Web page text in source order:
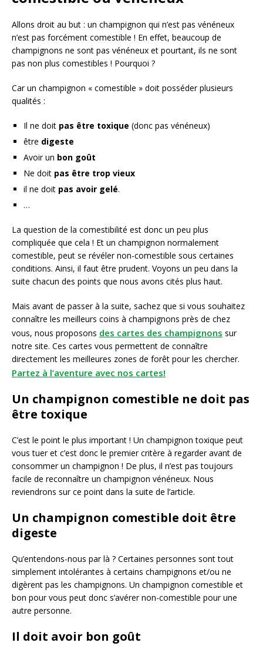
Allons droit au but : un champignon qui n’est pas vénéneux
n’est pas forcément comestible ! En effet, beaucoup de
champignons ne sont pas vénéneux et pourtant, ils ne sont
pas non plus comestibles ! Pourquoi ?
Car un champignon « comestible » doit posséder plusieurs
qualités :
Il ne doit pas être toxique (donc pas vénéneux)
être digeste
Avoir un bon goût
Ne doit pas être trop vieux
il ne doit pas avoir gelé.
…
La question de la comestibilité est donc un peu plus
compliquée que cela ! Et un champignon normalement
comestible, peut se révéler non-comestible sous certaines
conditions. Ainsi, il faut être prudent. Voyons un peu dans la
suite chacun des points que nous avons cités plus haut.
Mais avant de passer à la suite, sachez que si vous souhaitez
connaître les meilleurs coins à champignons près de chez
vous, nous proposons des cartes des champignons sur
notre site. Ces cartes vous permettent de connaître
directement les meilleures zones de forêt pour les chercher.
Partez à l’aventure avec nos cartes!
Un champignon comestible ne doit pas
être toxique
C’est le point le plus important ! Un champignon toxique peut
vous tuer et c’est donc le premier critère à regarder avant de
consommer un champignon ! De plus, il n’est pas toujours
facile de reconnaître un champignon vénéneux. Nous
reviendrons sur ce point dans la suite de l’article.
Un champignon comestible doit être
digeste
Qu’entendons-nous par là ? Certaines personnes sont tout
simplement intolérantes à certains champignons et/ou ne
digèrent pas les champignons. Un champignon comestible et
bon pour vous peut donc s’avérer non-comestible pour une
autre personne.
Il doit avoir bon goût